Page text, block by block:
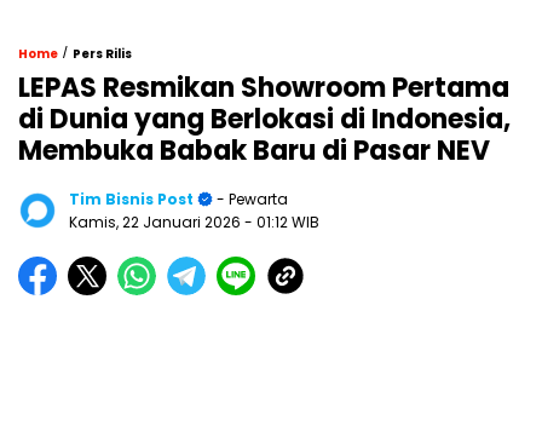
Home / Pers Rilis
LEPAS Resmikan Showroom Pertama
di Dunia yang Berlokasi di Indonesia,
Membuka Babak Baru di Pasar NEV
Tim Bisnis Post
- Pewarta
Kamis, 22 Januari 2026 - 01:12 WIB